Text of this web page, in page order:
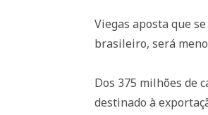
Viegas aposta que
brasileiro, será
Dos 375 milhões de
destinado à